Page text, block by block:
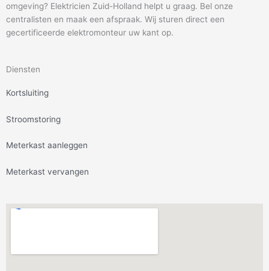
omgeving? Elektricien Zuid-Holland helpt u graag. Bel onze
centralisten en maak een afspraak. Wij sturen direct een
gecertificeerde elektromonteur uw kant op.
Diensten
Kortsluiting
Stroomstoring
Meterkast aanleggen
Meterkast vervangen